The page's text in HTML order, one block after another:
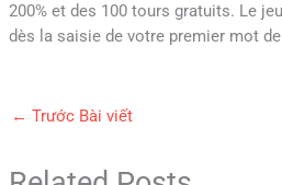
200% et des 100 tours gratuits. Le
dès la saisie de votre premier mot
← Trước Bài viết